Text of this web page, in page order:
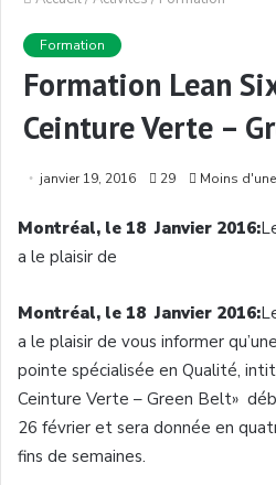
Formation
Formation Lean
Ceinture Verte –
janvier 19, 2016 29 Moins
Montréal, le 18Janvier 2016:
a le plaisir de
Montréal, le 18Janvier 2016:
a le plaisir de vous informer qu’une
pointe spécialisée en Qualité,
Ceinture Verte – Green Belt»
26 février et sera donnée en
fins de semaines.